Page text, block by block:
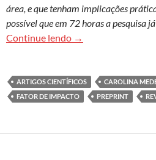
área, e que tenham implicações
possível que em 72 horas a pesquisa
Continue lendo Fast tracking:
→
ARTIGOS CIENTÍFICOS CAROLINA
FATOR DE IMPACTO
PREPRINT